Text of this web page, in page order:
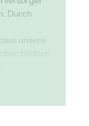
Durch
unsere